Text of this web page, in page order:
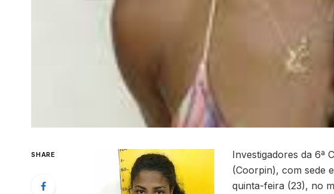
SHARE
Investigadores da 6ª
(Coorpin), com sede
quinta-feira (23), no